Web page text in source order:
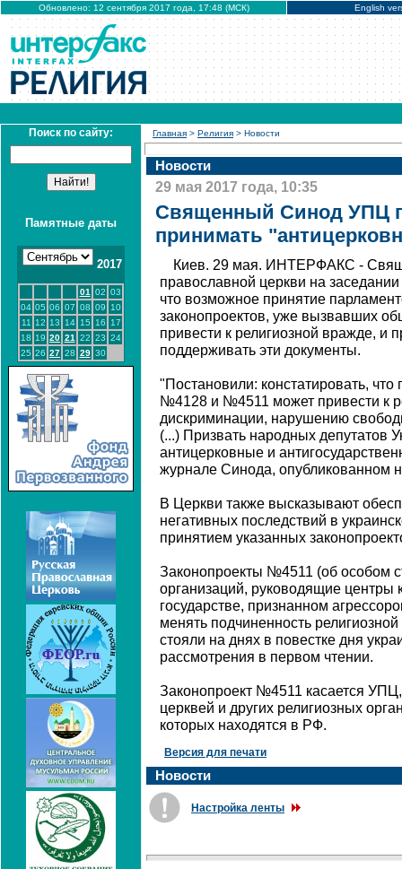
Обновлено: 12 сентября 2017 года, 17:48 (МСК) English
Поиск по сайту:
Памятные даты
2017
01 02 03
04 05 06 07 08 09
10
11
12 13 14 15 16
17
18 19 20 21 22 23 24
25 26 27 28 29 30
Главная > Религия > Новости
Новости
29 мая 2017 года, 10:35
Священный Синод УПЦ
принимать
Киев. 29 мая. ИНТЕРФАКС -
православной церкви на
что возможное принятие
законопроектов, уже вызвавших
привести к религиозной вражде, и
поддерживать эти документы.
"Постановили: констатировать, что
№4128 и №4511 может привести к
дискриминации, нарушению
(...) Призвать народных депутатов
антицерковные и
журнале Синода, опубликованном
В Церкви также высказывают
негативных последствий в
принятием указанных
Законопроекты №4511 (об особом
организаций, руководящие центры
государстве, признанном
менять подчиненность
стояли на днях в повестке дня
рассмотрения в первом чтении.
Законопроект №4511 касается УПЦ,
церквей и других религиозных
которых находятся в РФ.
Версия для печати
Новости
Настройка ленты